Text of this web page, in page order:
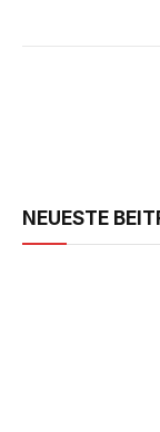
NEUESTE